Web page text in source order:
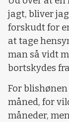
jagt, bliver
forskudt for
at tage
man så vidt
bortskydes
For
måned, for
måneder,